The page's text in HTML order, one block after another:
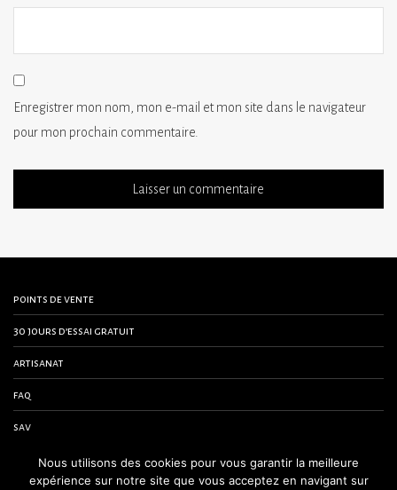
Enregistrer mon nom, mon e-mail et mon site dans le navigateur
pour mon prochain commentaire.
points de vente
30 jours d’essai gratuit
artisanat
faq
sav
contactez-nous
Nous utilisons des cookies pour vous garantir la meilleure
expérience sur notre site que vous acceptez en navigant sur